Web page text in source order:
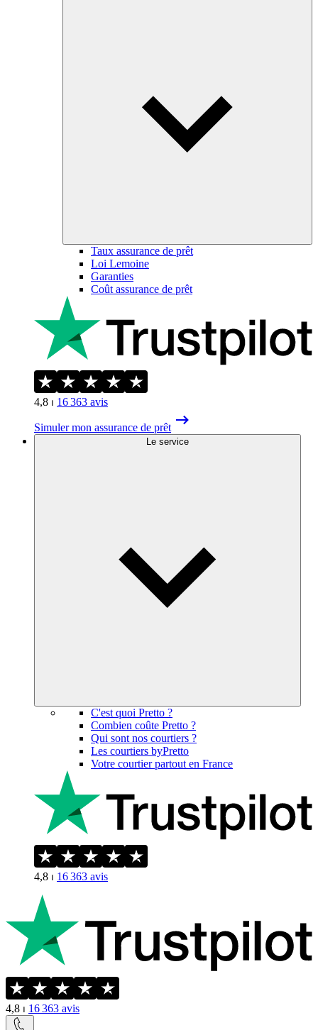
Taux assurance de prêt
Loi Lemoine
Garanties
Coût assurance de prêt
4,8 ⏐ 16 363 avis
Simuler mon assurance de prêt
Le service
C'est quoi Pretto ?
Combien coûte Pretto ?
Qui sont nos courtiers ?
Les courtiers byPretto
Votre courtier partout en France
4,8 ⏐ 16 363 avis
4,8 ⏐ 16 363 avis